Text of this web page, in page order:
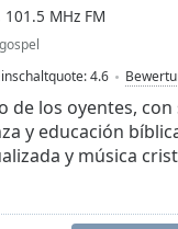
MHz FM
gospel
4.6
de los oyentes,
y educación
y música